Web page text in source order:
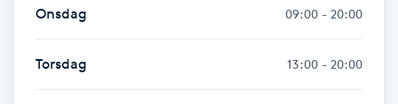
Gravidmassage
Gravidyoga
Onsdag 09:00 - 20:00
Torsdag 13:00 - 20:00